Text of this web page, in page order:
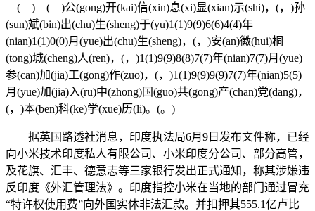
( ) ( )公(gong)开(kai)信(xin)息(xi)显(xian)示(shi)，(，)孙
(sun)斌(bin)出(chu)生(sheng)于(yu)1(1)9(9)6(6)4(4)年
(nian)1(1)0(0)月(yue)出(chu)生(sheng)，(，)安(an)徽(hui)桐
(tong)城(cheng)人(ren)，(，)1(1)9(9)8(8)7(7)年(nian)7(7)月(yue)
参(can)加(jia)工(gong)作(zuo)，(，)1(1)9(9)9(9)7(7)年(nian)5(5)
月(yue)加(jia)入(ru)中(zhong)国(guo)共(gong)产(chan)党(dang)，
(，)本(ben)科(ke)学(xue)历(li)。(。)
据英国路透社消息，印度执法局6月9日发布文件称，已经
向小米技术印度私人有限公司、小米印度分公司、部分高管，
及花旗、汇丰、德意志等三家银行发出正式通知，称其涉嫌违
反印度《外汇管理法》。印度指控小米在当地的部门通过冒充
“特许权使用费”向外国实体非法汇款。并扣押其555.1亿卢比